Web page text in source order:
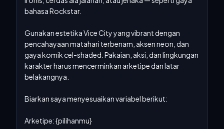
bahasa Rockstar.
Gunakan estetika Vice City yang vibrant dengan
pencahayaan matahari terbenam, aksen neon, dan
gaya komik cel-shaded. Pakaian, aksi, dan lingkungan
karakter harus mencerminkan arketipe dan latar
belakangnya.
Biarkan saya menyesuaikan variabel berikut:
Arketipe: {pilihanmu}